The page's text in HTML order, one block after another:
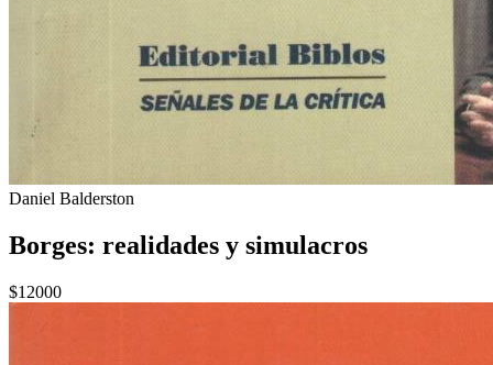
Daniel Balderston
Borges: realidades y simulacros
$12000